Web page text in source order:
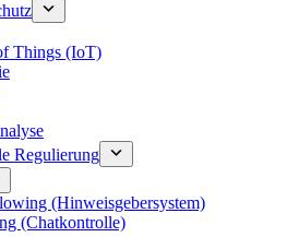
Things (IoT)
Regulierung
(Hinweisgebersystem)
(Chatkontrolle)